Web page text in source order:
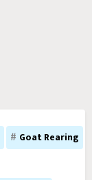
Goat Rearing